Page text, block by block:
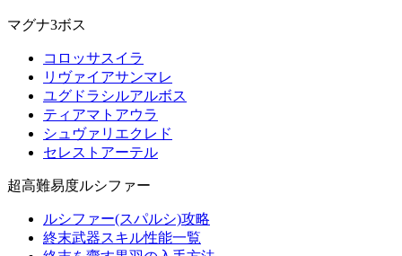
マグナ3ボス
コロッサスイラ
リヴァイアサンマレ
ユグドラシルアルボス
ティアマトアウラ
シュヴァリエクレド
セレストアーテル
超高難易度ルシファー
ルシファー(スパルシ)攻略
終末武器スキル性能一覧